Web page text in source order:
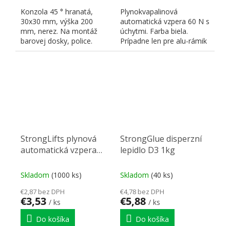
Konzola 45 ° hranatá,
30x30 mm, výška 200
mm, nerez. Na montáž
barovej dosky, police.
Odporúčané maximálne
Plynokvapalinová
automatická vzpera 60 N s
úchytmi. Farba biela.
Prípadne len pre alu-rámik
pridať príchyt 276001...
StrongLifts plynová
automatická vzpera
Skladom (1000 ks)
€2,87 bez DPH
€3,53 / ks
Do košíka
StrongGlue disperzní
lepidlo D3 1kg
Skladom (40 ks)
€4,78 bez DPH
€5,88 / ks
Do košíka